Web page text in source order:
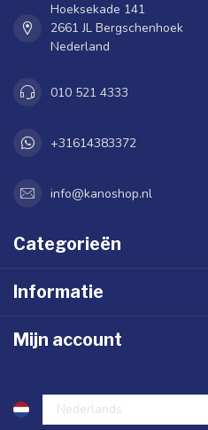
Hoeksekade 141
2661 JL Bergschenhoek
Nederland
010 521 4333
+31614383372
info@kanoshop.nl
Categorieën
Informatie
Mijn account